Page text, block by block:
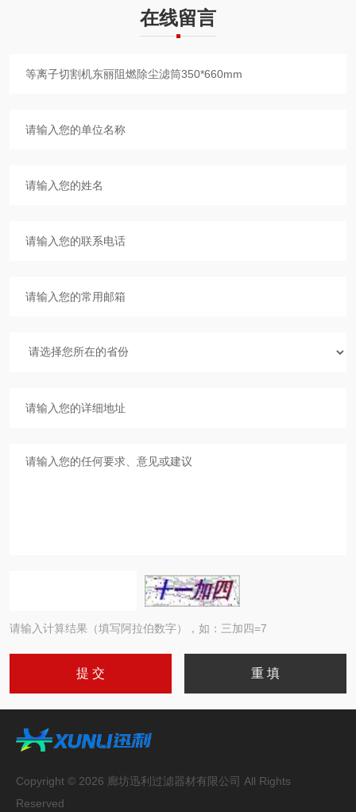
在线留言
请输入计算结果（填写阿拉伯数字），如：三加四=7
Copyright © 2026 廊坊迅利过滤器材有限公司 All Rights
Reserved